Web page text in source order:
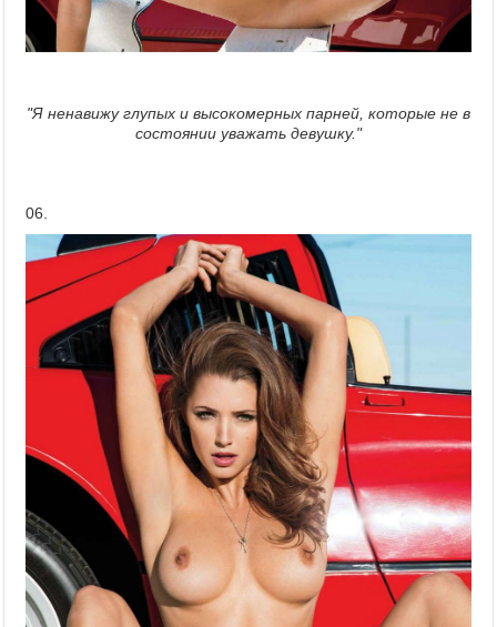
"Я ненавижу глупых и высокомерных парней, которые не в
состоянии уважать девушку."
06.